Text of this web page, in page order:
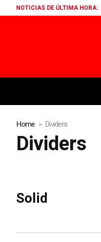
NOTICIAS DE ÚLTIMA HORA:
Home Dividers
Dividers
Solid